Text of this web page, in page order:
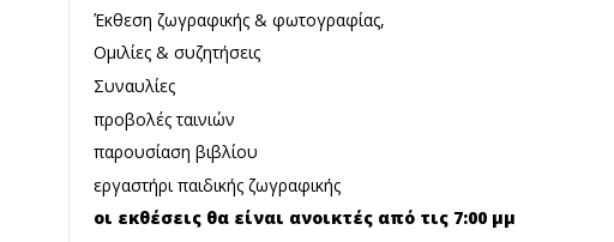
Έκθεση ζωγραφικής & φωτογραφίας,
Ομιλίες & συζητήσεις
Συναυλίες
προβολές ταινιών
παρουσίαση βιβλίου
εργαστήρι παιδικής ζωγραφικής
οι εκθέσεις θα είναι ανοικτές από τις 7:00 μμ